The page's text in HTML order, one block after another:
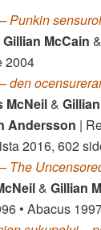
Punkin
Gillian McCain
2004
den
McNeil&
Andersson |
2016, 602
The
&Gillian
• Abacus